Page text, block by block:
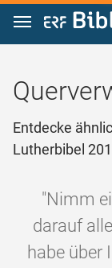
Zum Inhalt springen
Entdecke
Lutherbibel
"Nimm
darauf
habe über